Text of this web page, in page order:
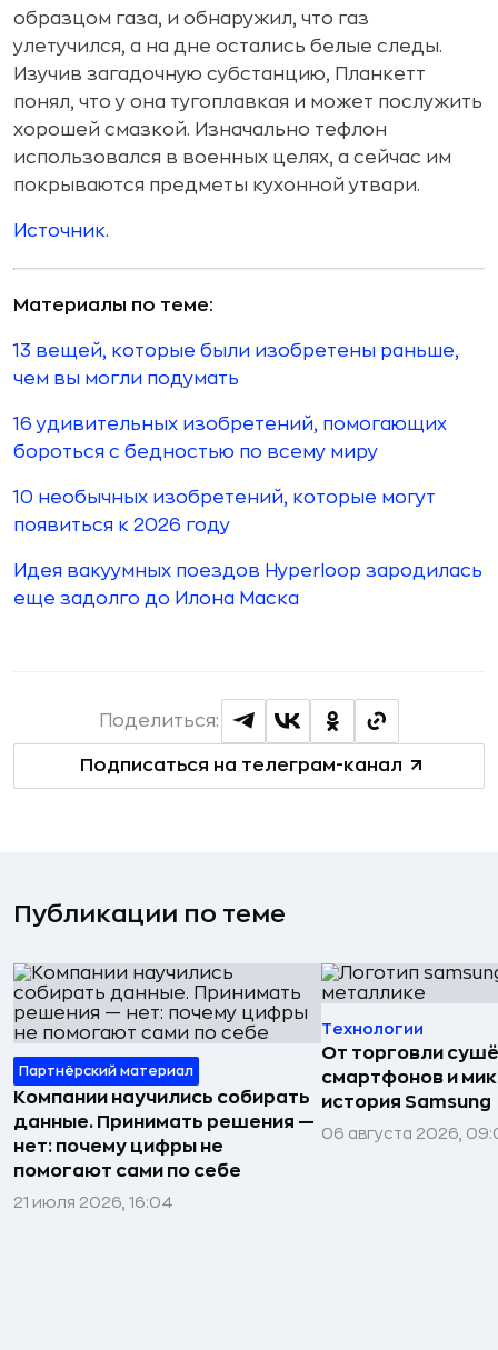
образцом газа, и обнаружил, что газ
улетучился, а на дне остались белые следы.
Изучив загадочную субстанцию, Планкетт
понял, что у она тугоплавкая и может послужить
хорошей смазкой. Изначально тефлон
использовался в военных целях, а сейчас им
покрываются предметы кухонной утвари.
Источник.
Материалы по теме:
13 вещей, которые были изобретены раньше,
чем вы могли подумать
16 удивительных изобретений, помогающих
бороться с бедностью по всему миру
10 необычных изобретений, которые могут
появиться к 2026 году
Идея вакуумных поездов Hyperloop зародилась
еще задолго до Илона Маска
Подписаться на телеграм-канал
Поделиться:
Публикации по теме
Партнёрский материал
Компании научились собирать
данные. Принимать решения —
нет: почему цифры не
помогают сами по себе
21 июля 2026, 16:04
Технологии
От торговли
смартфонов и
история Samsung
06 августа 2026,